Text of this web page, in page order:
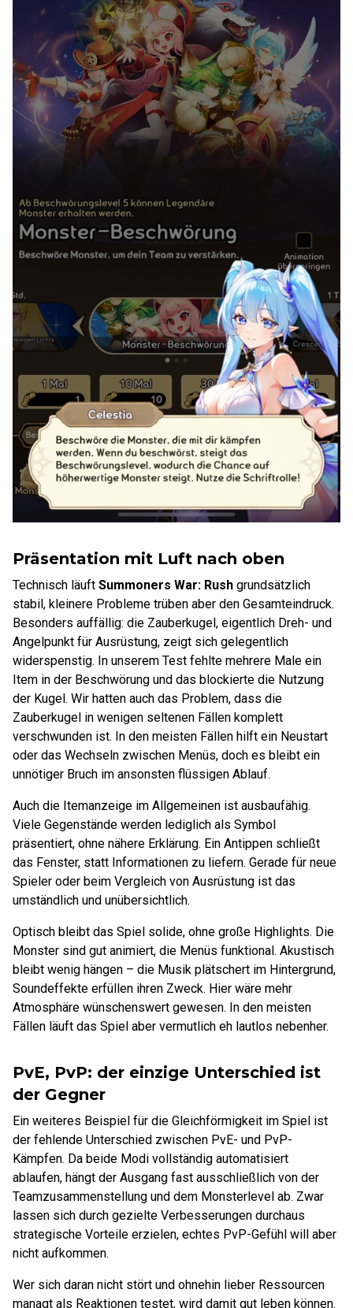
Präsentation mit Luft nach oben
Technisch läuft Summoners War: Rush grundsätzlich
stabil, kleinere Probleme trüben aber den Gesamteindruck.
Besonders auffällig: die Zauberkugel, eigentlich Dreh- und
Angelpunkt für Ausrüstung, zeigt sich gelegentlich
widerspenstig. In unserem Test fehlte mehrere Male ein
Item in der Beschwörung und das blockierte die Nutzung
der Kugel. Wir hatten auch das Problem, dass die
Zauberkugel in wenigen seltenen Fällen komplett
verschwunden ist. In den meisten Fällen hilft ein Neustart
oder das Wechseln zwischen Menüs, doch es bleibt ein
unnötiger Bruch im ansonsten flüssigen Ablauf.
Auch die Itemanzeige im Allgemeinen ist ausbaufähig.
Viele Gegenstände werden lediglich als Symbol
präsentiert, ohne nähere Erklärung. Ein Antippen schließt
das Fenster, statt Informationen zu liefern. Gerade für neue
Spieler oder beim Vergleich von Ausrüstung ist das
umständlich und unübersichtlich.
Optisch bleibt das Spiel solide, ohne große Highlights. Die
Monster sind gut animiert, die Menüs funktional. Akustisch
bleibt wenig hängen – die Musik plätschert im Hintergrund,
Soundeffekte erfüllen ihren Zweck. Hier wäre mehr
Atmosphäre wünschenswert gewesen. In den meisten
Fällen läuft das Spiel aber vermutlich eh lautlos nebenher.
PvE, PvP: der einzige Unterschied ist
der Gegner
Ein weiteres Beispiel für die Gleichförmigkeit im Spiel ist
der fehlende Unterschied zwischen PvE- und PvP-
Kämpfen. Da beide Modi vollständig automatisiert
ablaufen, hängt der Ausgang fast ausschließlich von der
Teamzusammenstellung und dem Monsterlevel ab. Zwar
lassen sich durch gezielte Verbesserungen durchaus
strategische Vorteile erzielen, echtes PvP-Gefühl will aber
nicht aufkommen.
Wer sich daran nicht stört und ohnehin lieber Ressourcen
managt als Reaktionen testet, wird damit gut leben können.